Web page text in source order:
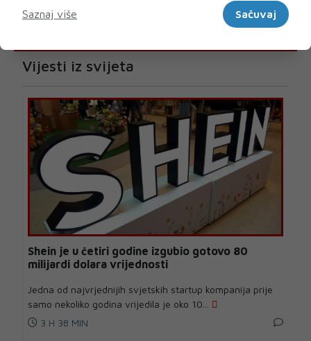
Vijesti iz svijeta
Shein je u četiri godine izgubio gotovo 80
milijardi dolara vrijednosti
Jedna od najvrjednijih svjetskih startup kompanija prije
samo nekoliko godina vrijedila je oko 10...
3 H 38 MIN
Saznaj više
Sačuvaj